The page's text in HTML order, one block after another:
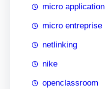
micro application
micro entreprise
netlinking
nike
openclassroom